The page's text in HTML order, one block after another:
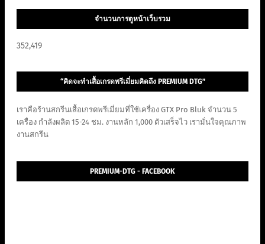
จำนวนการดูหน้าเว็บรวม
352,419
“คิดจะทำเสื้อเกรดพรีเมี่ยมคิดถึง PREMIUM DTG”
เราคือร้านสกรีนเสื้อเกรดพรีเมี่ยมที่ใช้เครื่อง GTX Pro Bluk จำนวน 5
เครื่อง กำลังผลิต 15-24 ชม. งานหลัก 1,000 ตัวเสร็จไว เรามั่นใจคุณภาพ
งานสกรีน
PREMIUM-DTG - FACEBOOK